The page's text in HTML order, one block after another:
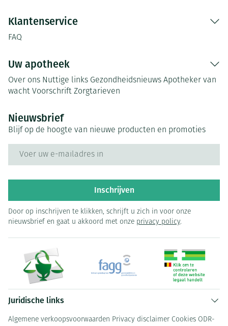
Klantenservice
FAQ
Uw apotheek
Over ons Nuttige links Gezondheidsnieuws Apotheker van
wacht Voorschrift Zorgtarieven
Nieuwsbrief
Blijf op de hoogte van nieuwe producten en promoties
Inschrijven
Door op inschrijven te klikken, schrijft u zich in voor onze
nieuwsbrief en gaat u akkoord met onze privacy policy.
Juridische links
Algemene verkoopsvoorwaarden Privacy disclaimer Cookies ODR-